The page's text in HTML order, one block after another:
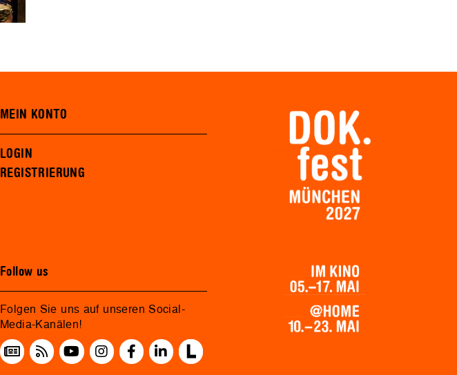
MEIN KONTO
LOGIN
REGISTRIERUNG
Follow us
Folgen Sie uns auf unseren Social-
Media-Kanälen!